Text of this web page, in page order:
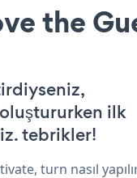
the
ilk
tebrikler!
turn nasıl